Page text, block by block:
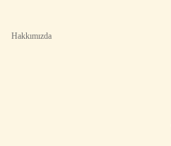
Hakkımızda